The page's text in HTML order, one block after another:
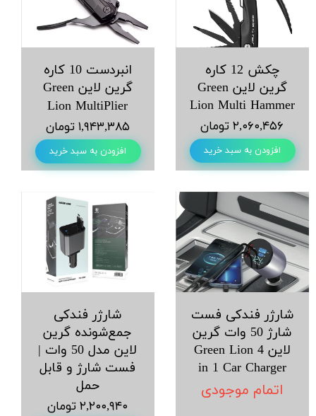
چکش 12 کاره
گرین لاین Green
Lion Multi Hammer
۲,۰۶۰,۴۵۶ تومان
افزودن به سبد خرید
انبردست 10 کاره
گرین لاین Green
Lion MultiPlier
۱,۹۴۳,۳۸۵ تومان
افزودن به سبد خرید
شارژر فندکی فست
شارژ 50 وات گرین
لاین Green Lion 4
in 1 Car Charger
اتمام موجودی
شارژر فندکی
جمع‌شونده گرین
لاین مدل 50 وات |
فست شارژ و قابل
حمل
۲,۲۰۰,۹۴۰ تومان